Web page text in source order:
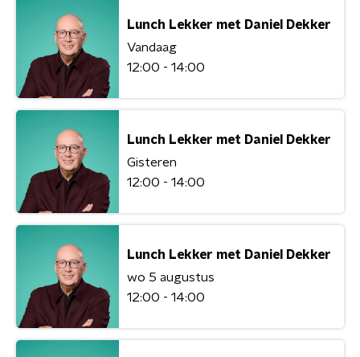
Lunch Lekker met Daniel Dekker
Vandaag
12:00 - 14:00
Lunch Lekker met Daniel Dekker
Gisteren
12:00 - 14:00
Lunch Lekker met Daniel Dekker
wo 5 augustus
12:00 - 14:00